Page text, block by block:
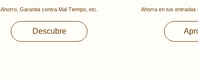
Ahorro, Garantia contra Mal Tiempo, etc.
Descubre
Ahorra en tus entradas